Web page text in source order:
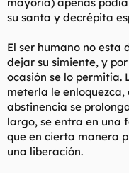
su santa y decrépita
El ser humano no esta
dejar su simiente, y
ocasión se lo permitía.
meterla le
abstinencia se
largo, se entra en una
que en cierta manera
una liberación.